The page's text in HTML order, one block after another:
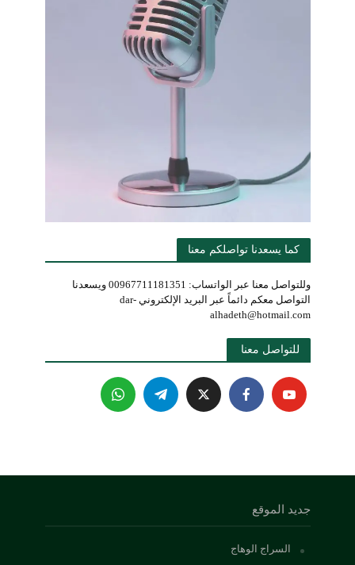
كما يسعدنا تواصلكم معنا
وللتواصل معنا عبر الواتساب: 00967711181351 ويسعدنا
التواصل معكم دائماً عبر البريد الإلكتروني dar-
alhadeth@hotmail.com
للتواصل معنا
جديد الموقع
السراج الوهاج